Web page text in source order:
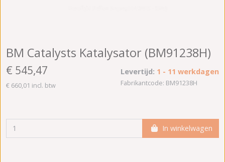
BM Catalysts Katalysator (BM91238H)
€ 545,47
€ 660,01 incl. btw
Levertijd: 1 - 11 werkdagen
Fabrikantcode: BM91238H
In winkelwagen